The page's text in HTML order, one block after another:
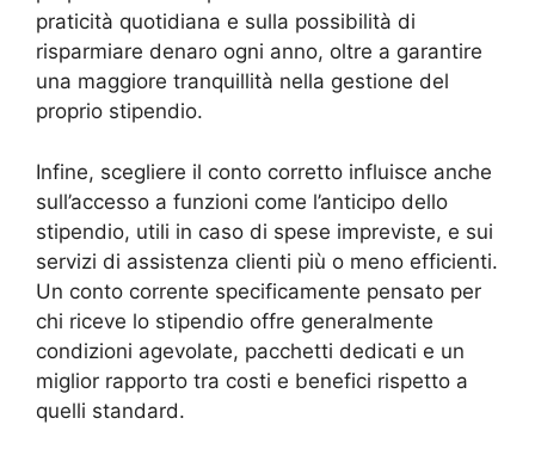
praticità quotidiana e sulla possibilità di
risparmiare denaro ogni anno, oltre a garantire
una maggiore tranquillità nella gestione del
proprio stipendio.
Infine, scegliere il conto corretto influisce anche
sull’accesso a funzioni come l’anticipo dello
stipendio, utili in caso di spese impreviste, e sui
servizi di assistenza clienti più o meno efficienti.
Un conto corrente specificamente pensato per
chi riceve lo stipendio offre generalmente
condizioni agevolate, pacchetti dedicati e un
miglior rapporto tra costi e benefici rispetto a
quelli standard.